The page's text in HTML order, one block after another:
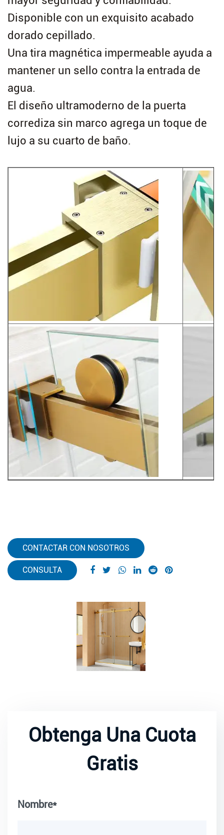
Disponible con un exquisito acabado
dorado cepillado.
Una tira magnética impermeable ayuda a
mantener un sello contra la entrada de
agua.
El diseño ultramoderno de la puerta
corrediza sin marco agrega un toque de
lujo a su cuarto de baño.
CONTACTAR CON NOSOTROS
CONSULTA
Obtenga Una Cuota
Gratis
Nombre*